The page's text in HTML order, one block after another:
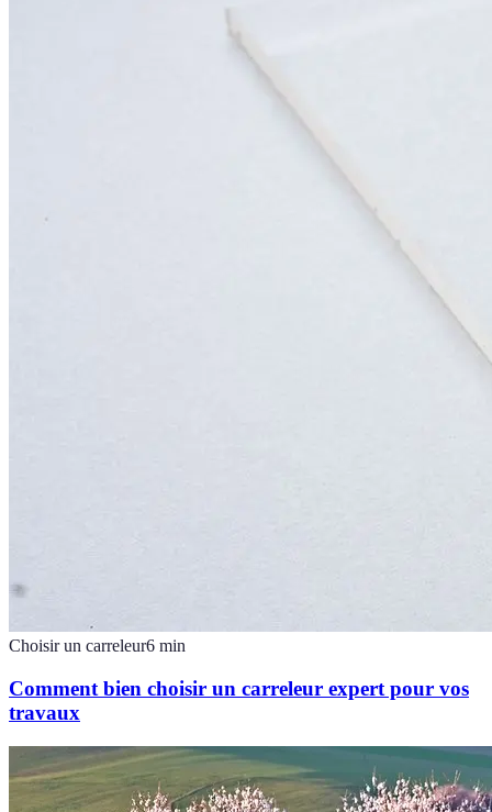
Choisir un carreleur6 min
Comment bien choisir un carreleur expert pour vos
travaux